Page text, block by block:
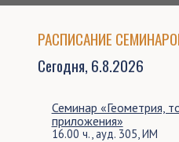
РАСПИСАНИЕ
Сегодня, 6.8.2026
Семинар «Геометрия,
приложения»
16.00 ч., ауд. 305, ИМ